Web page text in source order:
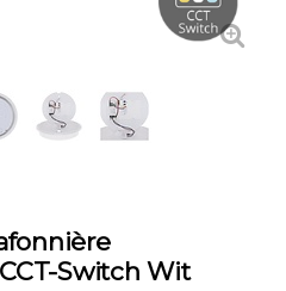
Switch Wit